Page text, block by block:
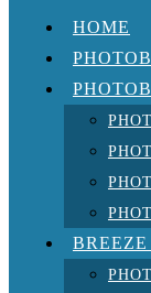
HOME